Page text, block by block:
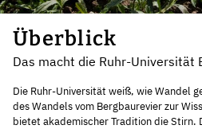
Überblick
Das macht die Ruhr-Universität
Die Ruhr-Universität weiß, wie Wandel
des Wandels vom Bergbaurevier zur
bietet akademischer Tradition die Stirn.